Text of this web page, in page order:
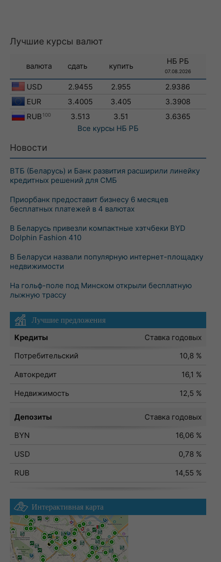
Лучшие курсы валют
валюта сдать купить
НБ РБ
07.08.2026
USD 2.9455 2.955
2.9386
EUR
3.4005 3.405
3.3908
RUB 100 3.513 3.51
3.6365
Все курсы НБ РБ
Новости
ВТБ (Беларусь) и Банк развития расширили линейку
кредитных решений для СМБ
Приорбанк предоставит бизнесу 6 месяцев
бесплатных платежей в 4 валютах
В Беларусь привезли компактные хэтчбеки BYD
Dolphin Fashion 410
В Беларуси назвали популярную интернет-площадку
недвижимости
На гольф-поле под Минском открыли бесплатную
лыжную трассу
Лучшие предложения
Кредиты
Ставка годовых
Потребительский
10,8 %
Автокредит
16,1 %
Недвижимость
12,5 %
Депозиты
Ставка годовых
BYN
16,06 %
USD
0,78 %
RUB
14,55 %
Интерактивная карта